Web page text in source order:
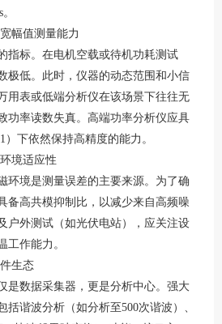
。
幅值测量能力
指标。在电机空载或待机功耗测试
极低。此时，仪器的动态范围 和小信
用表或低端分析仪在该场景下往往无
功率读数失真。高端功率分析仪应具
）下依然保持高精度的能力 。
境适应性
环境是测量误差的主要来源。为了确
备高共模抑制比 ，以减少来自高频噪
户外测试（如光伏电站），应关注设
工作能力 。
生态
是数据采集器，更是分析中心。强大
括谐波分析 （如分析至500次谐波）、